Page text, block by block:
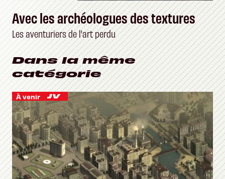
Avec les archéologues des textures
Les aventuriers de l'art perdu
Dans la même
catégorie
À venir